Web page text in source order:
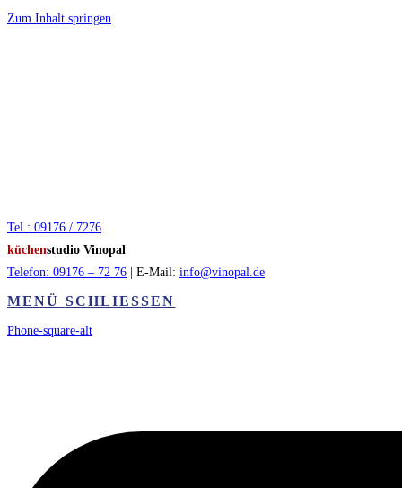
Zum Inhalt springen
Tel.: 09176 / 7276
küchenstudio Vinopal
Telefon: 09176 – 72 76 | E-Mail: info@vinopal.de
MENÜ SCHLIESSEN
Phone-square-alt